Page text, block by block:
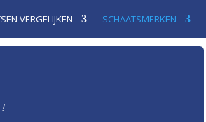
VERGELIJKEN SCHAATSMERKEN
!